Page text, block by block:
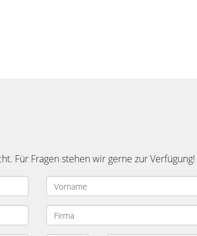
Für Fragen stehen wir gerne zur Verfügung!